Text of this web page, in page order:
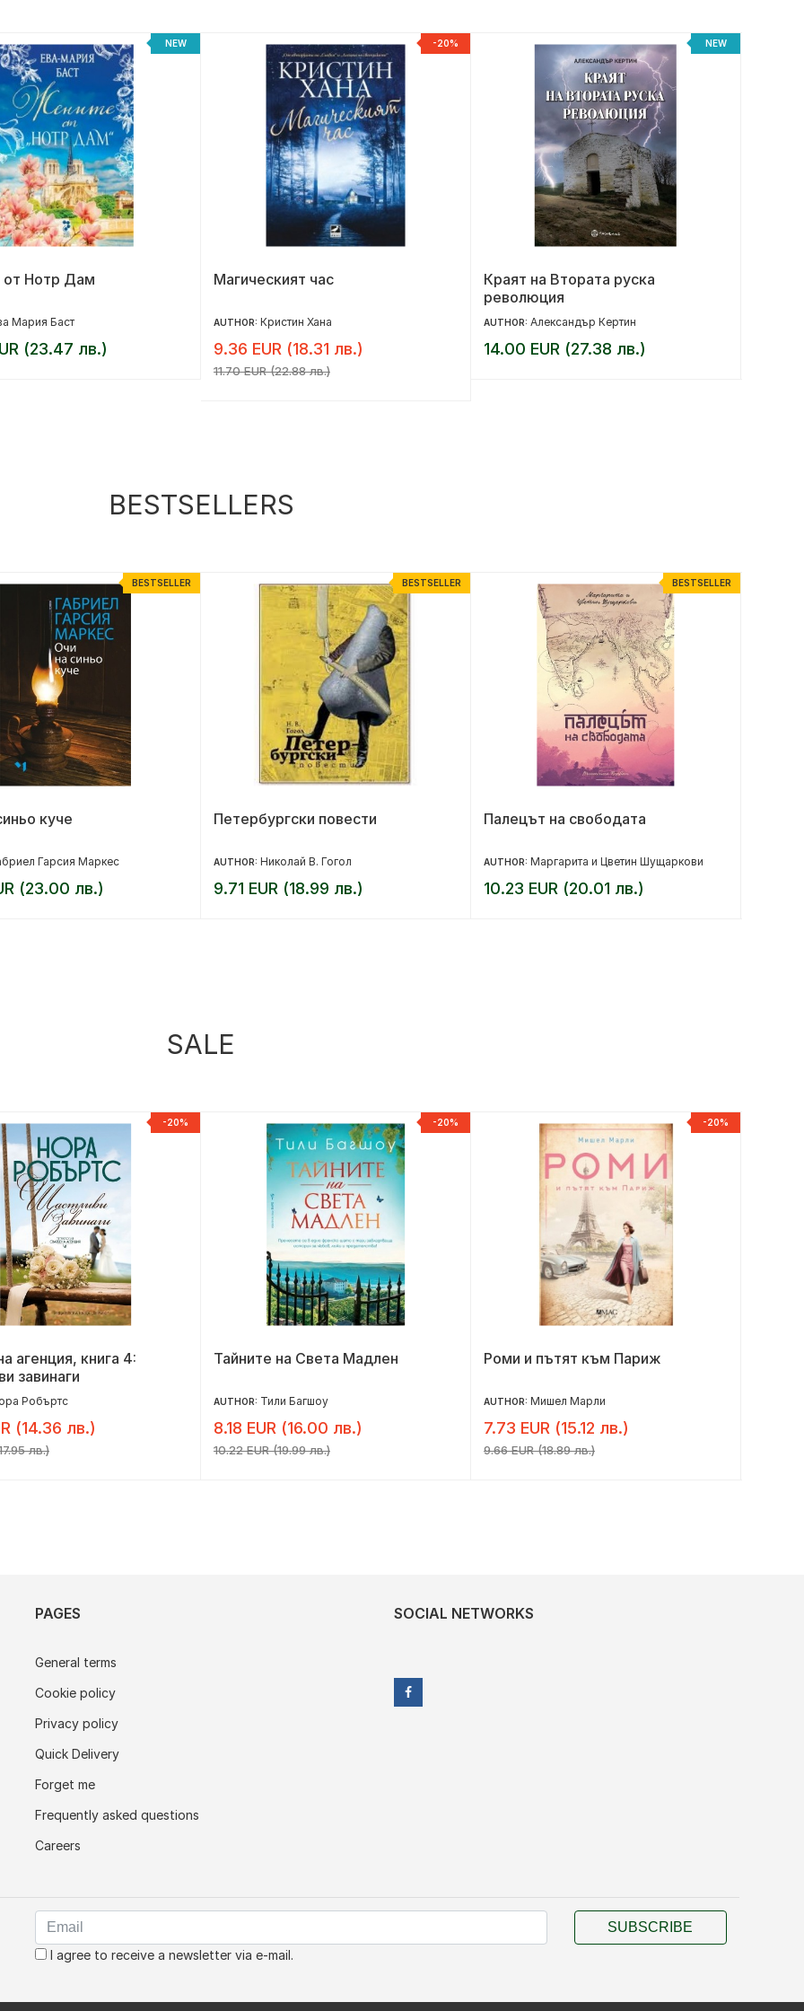
NEW
Нотр Дам
Мария Баст
(23.47 лв.)
-20%
Магическият час
AUTHOR: Кристин Хана
9.36 EUR (18.31 лв.)
11.70 EUR (22.88 лв.)
NEW
Краят на Втората руска
революция
AUTHOR: Александър Кертин
14.00 EUR (27.38 лв.)
BESTSELLERS
BESTSELLER
куче
Гарсия Маркес
(23.00 лв.)
BESTSELLER
Петербургски повести
AUTHOR: Николай В. Гогол
9.71 EUR (18.99 лв.)
BESTSELLER
Палецът на свободата
AUTHOR: Маргарита и Цветин Шущаркови
10.23 EUR (20.01 лв.)
SALE
-20%
агенция, книга 4:
завинаги
Робъртс
(14.36 лв.)
лв.)
-20%
Тайните на Света Мадлен
AUTHOR: Тили Багшоу
8.18 EUR (16.00 лв.)
10.22 EUR (19.99 лв.)
-20%
Роми и пътят към Париж
AUTHOR: Мишел Марли
7.73 EUR (15.12 лв.)
9.66 EUR (18.89 лв.)
PAGES
General terms
Cookie policy
Privacy policy
Quick Delivery
Forget me
Frequently asked questions
Careers
SOCIAL NETWORKS
I agree to receive a newsletter via e-mail.
SUBSCRIBE